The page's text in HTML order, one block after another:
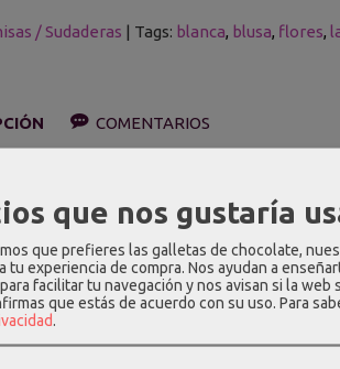
/ Sudaderas | Tags: blanca blusa flores
COMENTARIOS
con estampado de flores en tonos rosas.
abrocha en la parte superior con lazadas.
: 100% algodón.
aproximadas (cm):
Pecho Cintura Cadera Largo
que nos gustaría
que prefieres las galletas de chocolate,
tu experiencia de compra. Nos ayudan a
facilitar tu navegación y nos avisan si la web
que estás de acuerdo con su uso. Para
.